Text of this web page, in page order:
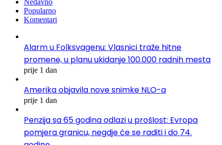
Popularno
Komentari
Alarm u Folksvagenu: Vlasnici traže hitne
promene, u planu ukidanje 100.000 radnih mesta
prije 1 dan
Amerika objavila nove snimke NLO-a
prije 1 dan
Penzija sa 65 godina odlazi u prošlost: Evropa
pomjera granicu, negdje će se raditi i do 74.